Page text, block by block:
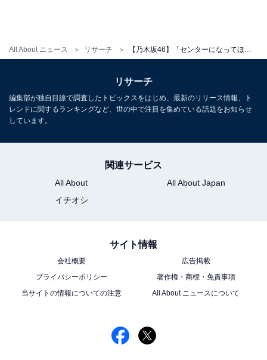
All About ニュース リサーチ
【乃木坂46】好きな歴代メンバーランキング！
2位「齋藤飛鳥」、1位は？
リサーチ
編集部が独自目線で調査したトピックスをはじめ、最新のリリース情報、ト
レンドに関するランキングなど、世の中で注目を集めている話題をお知らせ
しています。
関連サービス
All About
All About Japan
イチオシ
サイト情報
会社概要
広告掲載
プライバシーポリシー
著作権・商標・免責事項
当サイトの情報についての注意
All About ニュースについて